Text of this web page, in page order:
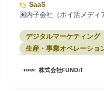
SaaS
国内子会社（ポイ活メデ
デジタルマーケティング
生産・事業オペレーショ
株式会社FUNDiT